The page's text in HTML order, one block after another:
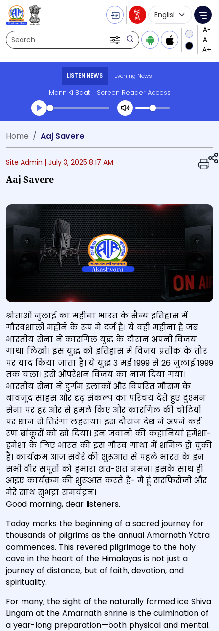
Search
Language
LISTEN NEWS Evening News
Mann Ki Baat Screen Reader Access
Transcript summary
Home Aaj Savere
Site Admin | July 3, 2025 8:17 AM
Aaj Savere
श्रोताओं जुलाई का महीना भारत के सैन्‍य इतिहास में
गौरवशाली महीने के रूप में दर्ज है। ये वही महीना है जब
भारतीय सेना ने कारगिल युद्ध के दौरान अपनी विजय
गाथा लिखी। इस युद्ध को इतिहास में विजय प्रतीक के तौर
पर याद किया जाता है। ये युद्ध 3 मई 1999 से 26 जुलाई 1999
तक चला। इसे ऑपरेशन विजय का नाम दिया गया।
भारतीय सेना ने दुर्गम इलाकों और विपरित मौसम के
बावजूद साहस और दृढ़ संकल्‍प का परिचय देते हुए दुश्‍मन
सेना पर हर ओर से हमले किए और कारगिल की चोटियों
पर शान से तिरंगा लहराया। इस दौरान देश ने अपने कई
रण बांकूरों को खो दिया। इन जवानों की कहानियां हमेशा-
हमेशा के लिए भारत की इस गौरव गाथा में शमिल हो चुकी
हैं। कार्यक्रम आज सवेरे की शुरूआत से पहले भारत के इन
सभी वीर सपूतों को हमारा शत-शत नमन। इसके साथ ही
आइए कार्यक्रम की शुरूआत करते है- मैं हूं सरफिरोजी और
मेरे साथ सुभद्रा रामचंद्रन।
Good morning, dear listeners.
Today marks the beginning of a sacred journey for
thousands of pilgrims as the annual Amarnath Yatra
commences. This revered pilgrimage to the holy
cave in the heart of the Himalayas is not just a
journey of distance, but of faith, devotion, and
spirituality.
For many, the sight of the naturally formed ice Shiva
Lingam at the Amarnath shrine is the culmination of
a year-long preparation—both physical and mental.